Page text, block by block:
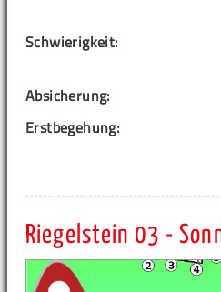
Schwierigkeit:
Absicherung:
Erstbegehung:
Riegelstein 03 -